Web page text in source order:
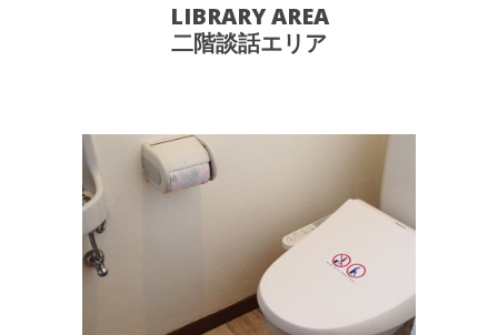
LIBRARY AREA
二階談話エリア